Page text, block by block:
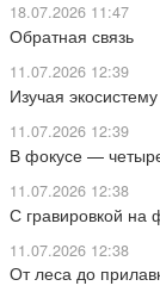
18.07.2026 11:47
Обратная связь
11.07.2026 12:39
Изучая экосистему
11.07.2026 12:39
В фокусе —
11.07.2026 12:38
С гравировкой на
11.07.2026 12:38
От леса до